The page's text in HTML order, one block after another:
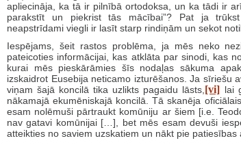
apliecināja, ka tā ir pilnībā ortodoksa, un ka tādi ir
parakstīt un piekrist tās mācībai”? Pat ja
neapstrīdami viegli ir lasīt starp rindiņām un sekot
Iespējams, šeit rastos problēma, ja mēs neko
pateicoties informācijai, kas atklāta par sinodi, kas
kurai mēs pieskārāmies šīs nodaļas sākuma
izskaidrot Eusebija neticamo izturēšanos. Ja sīriešu
viņam šajā koncilā tika uzlikts pagaidu lāsts, [vi] lai
nākamajā ekumēniskajā koncilā. Tā skanēja
esam nolēmuši pārtraukt komūniju ar šiem [i.e.
nav gatavi komūnijai […], bet mēs esam devuši
atteikties no saviem uzskatiem un nākt pie patiesības